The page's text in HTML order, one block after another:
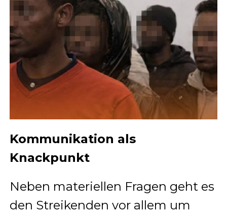
Kommunikation als
Knackpunkt
Neben materiellen Fragen geht es
den Streikenden vor allem um